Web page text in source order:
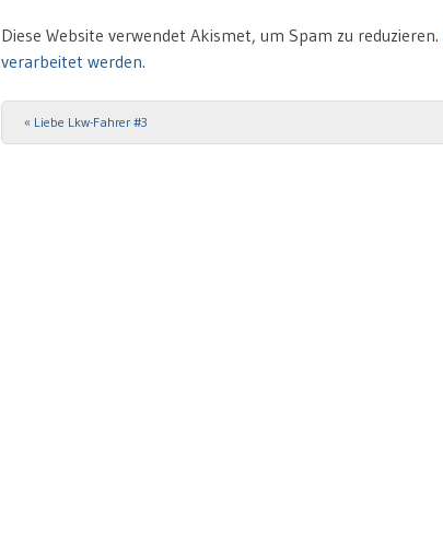
Diese Website verwendet Akismet, um Spam zu reduzieren.
verarbeitet werden.
Post navigation
« Liebe Lkw-Fahrer #3